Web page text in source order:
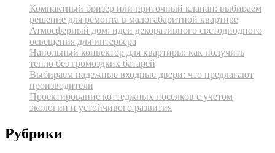
Компактный бризер или приточный клапан: выбираем
решение для ремонта в малогабаритной квартире
Атмосферный дом: идеи декоративного светодиодного
освещения для интерьера
Напольный конвектор для квартиры: как получить
тепло без громоздких батарей
Выбираем надежные входные двери: что предлагают
производители
Проектирование коттеджных поселков с учетом
экологии и устойчивого развития
Рубрики